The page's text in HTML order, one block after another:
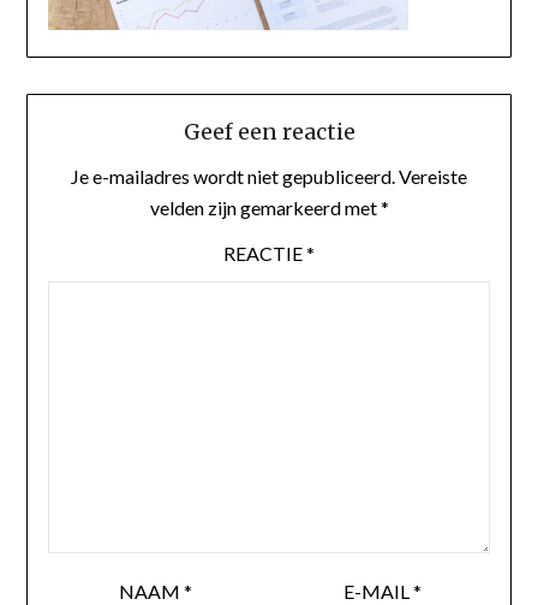
Geef een reactie
Je e-mailadres wordt niet gepubliceerd. Vereiste
velden zijn gemarkeerd met*
REACTIE*
NAAM* E-MAIL *